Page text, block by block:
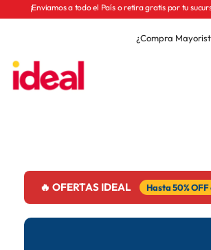
¡Enviamos a todo el País o retira gratis por tu
¿Compra
🔥 OFERTAS IDEAL Hasta 50% OFF